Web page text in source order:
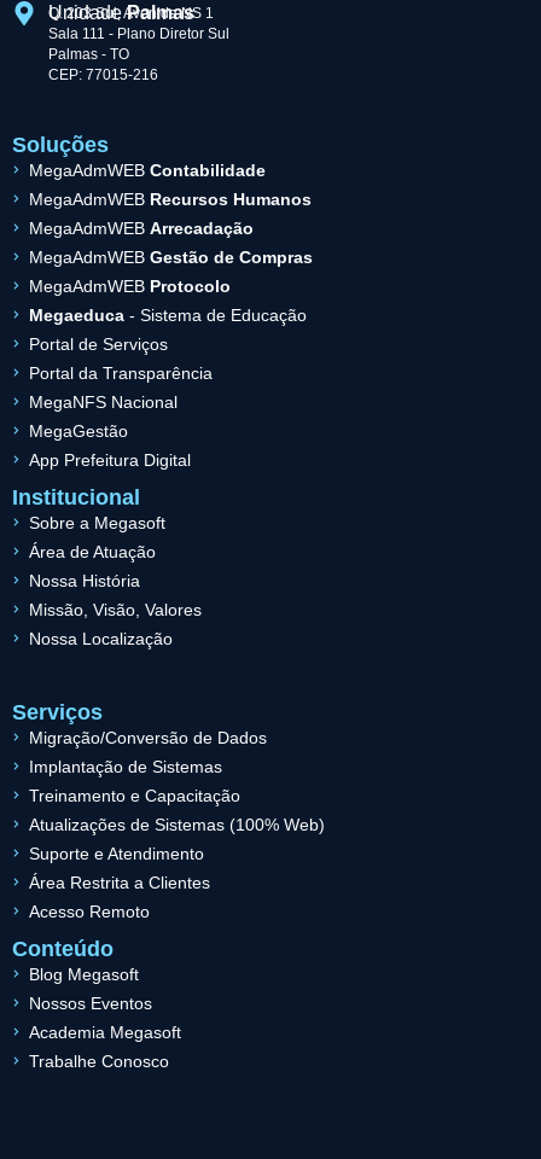
UnidadePalmas
Q. 203 Sul, Avenida NS 1
Sala 111 - Plano Diretor Sul
Palmas - TO
CEP: 77015-216
Soluções
MegaAdmWEB Contabilidade
MegaAdmWEB Recursos Humanos
MegaAdmWEB Arrecadação
MegaAdmWEB Gestão de Compras
MegaAdmWEB Protocolo
Megaeduca- Sistema de Educação
Portal de Serviços
Portal da Transparência
MegaNFS Nacional
MegaGestão
App Prefeitura Digital
Institucional
Sobre a Megasoft
Área de Atuação
Nossa História
Missão, Visão, Valores
Nossa Localização
Serviços
Migração/Conversão de Dados
Implantação de Sistemas
Treinamento e Capacitação
Atualizações de Sistemas (100% Web)
Suporte e Atendimento
Área Restrita a Clientes
Acesso Remoto
Conteúdo
Blog Megasoft
Nossos Eventos
Academia Megasoft
Trabalhe Conosco